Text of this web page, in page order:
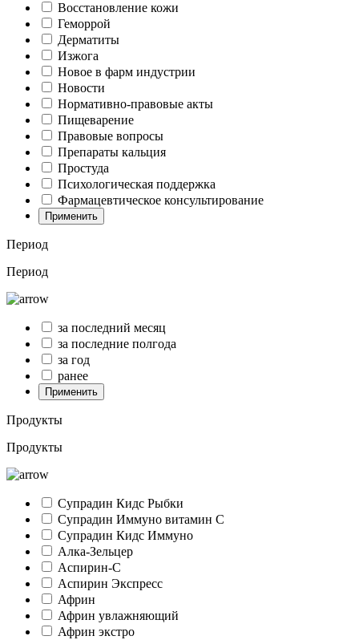
Восстановление кожи
Геморрой
Дерматиты
Изжога
Новое в фарм индустрии
Новости
Нормативно-правовые акты
Пищеварение
Правовые вопросы
Препараты кальция
Простуда
Психологическая поддержка
Фармацевтическое консультирование
Применить
Период
Период
за последний месяц
за последние полгода
за год
ранее
Применить
Продукты
Продукты
Супрадин Кидс Рыбки
Супрадин Иммуно витамин С
Супрадин Кидс Иммуно
Алка-Зельцер
Аспирин-C
Аспирин Экспресс
Африн
Африн увлажняющий
Африн экстро